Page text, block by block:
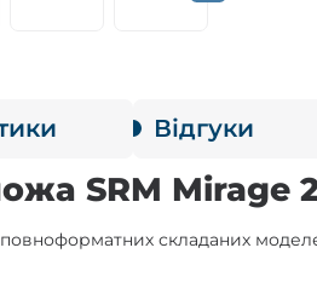
Відгуки
SRM Mirage
складаних